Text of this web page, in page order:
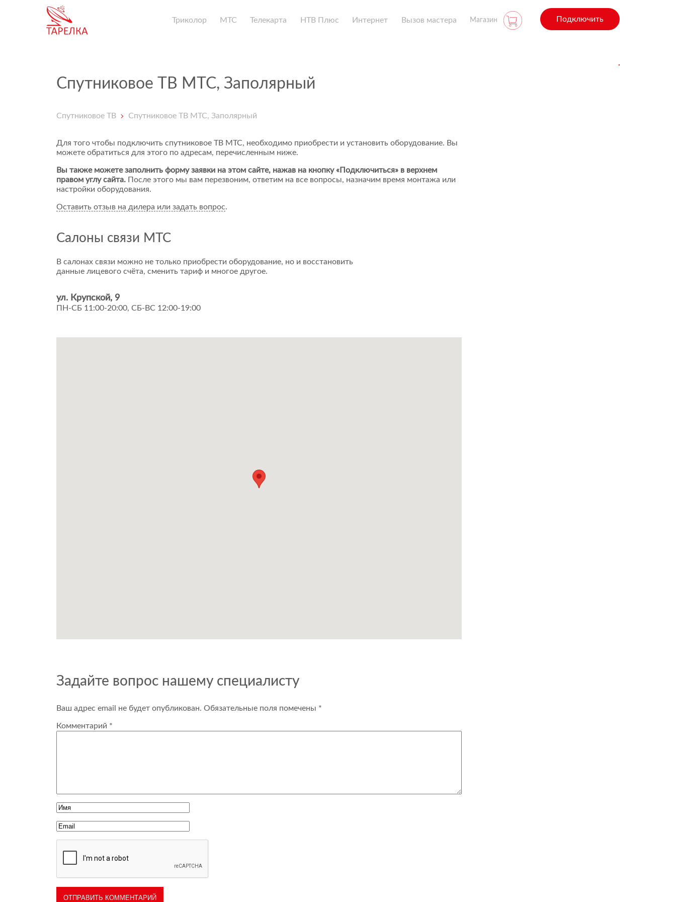
Триколор МТС Телекарта НТВ Плюс Интернет Вызов мастера Магазин Подключить
Спутниковое ТВ МТС, Заполярный
Спутниковое ТВ Спутниковое ТВ МТС, Заполярный
Для того чтобы подключить спутниковое ТВ МТС, необходимо приобрести и установить оборудование. Вы
можете обратиться для этого по адресам, перечисленным ниже.
Вы также можете заполнить форму заявки на этом сайте, нажав на кнопку «Подключиться» в верхнем
правом углу сайта. После этого мы вам перезвоним, ответим на все вопросы, назначим время монтажа или
настройки оборудования.
Оставить отзыв на дилера или задать вопрос.
Салоны связи МТС
В салонах связи можно не только приобрести оборудование, но и восстановить
данные лицевого счёта, сменить тариф и многое другое.
ул. Крупской, 9
ПН-СБ 11:00-20:00, СБ-ВС 12:00-19:00
Задайте вопрос нашему специалисту
Ваш адрес email не будет опубликован. Обязательные поля помечены *
Комментарий *